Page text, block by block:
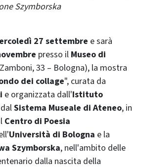
Szymborska
27 settembre e sarà
presso il Museo di
33 – Bologna), la mostra
dei collage", curata da
e organizzata dall'Istituto
Sistema Museale di Ateneo, in
Centro di Poesia
Università di Bologna e la
Szymborska, nell'ambito delle
dalla nascita della